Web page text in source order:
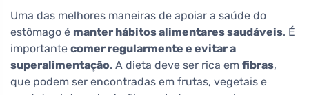
Uma das melhores maneiras de apoiar a saúde do
estômago é manter hábitos alimentares saudáveis. É
importante comer regularmente e evitar a
superalimentação. A dieta deve ser rica em fibras,
que podem ser encontradas em frutas, vegetais e